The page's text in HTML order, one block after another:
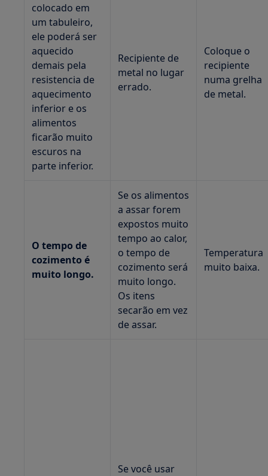
colocado em
um tabuleiro,
ele poderá ser
aquecido
demais pela
resistencia de
aquecimento
inferior e os
alimentos
ficarão muito
escuros na
parte inferior.
Recipiente de
metal no lugar
errado.
Coloque o
recipiente
numa grelha
de metal.
O tempo de
cozimento é
muito longo.
Se os alimentos
a assar forem
expostos muito
tempo ao calor,
o tempo de
cozimento será
muito longo.
Os itens
secarão em vez
de assar.
Temperatura
muito baixa.
Se você usar